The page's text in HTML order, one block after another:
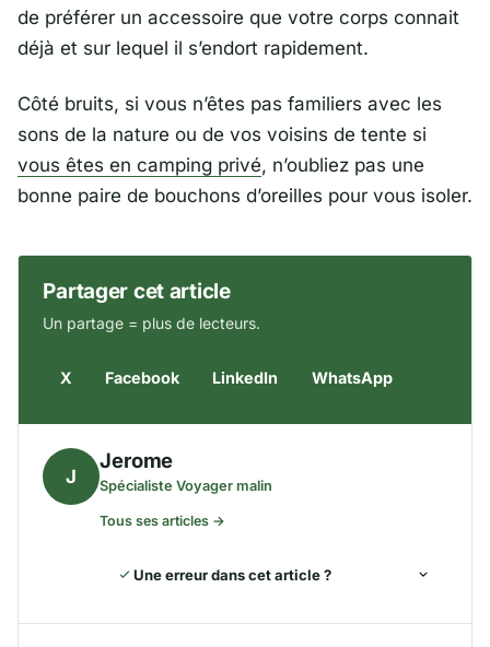
de préférer un accessoire que votre corps connait
déjà et sur lequel il s’endort rapidement.
Côté bruits, si vous n’êtes pas familiers avec les
sons de la nature ou de vos voisins de tente si
vous êtes en camping privé, n’oubliez pas une
bonne paire de bouchons d’oreilles pour vous isoler.
Partager cet article
Un partage = plus de lecteurs.
X Facebook LinkedIn WhatsApp
J
Jerome
Spécialiste Voyager malin
Tous ses articles →
Une erreur dans cet article ?